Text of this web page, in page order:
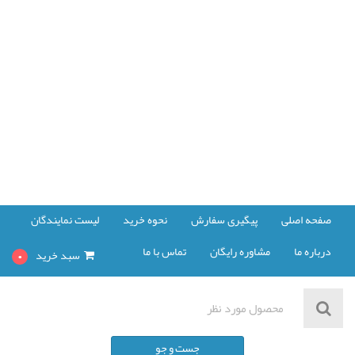
صفحه اصلی پیگیری سفارش نحوه خرید لیست نمایندگان
درباره ما مشاوره رایگان تماس با ما سبد خرید 0
جست و جو